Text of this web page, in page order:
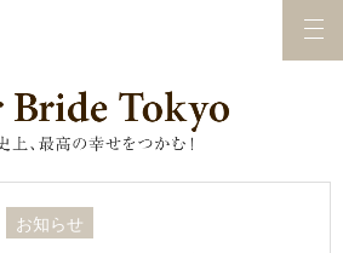
お知らせ